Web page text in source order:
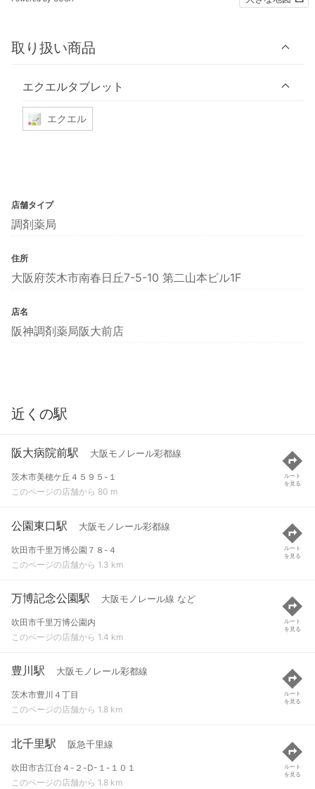
取り扱い商品
エクエルタブレット
エクエル
店舗タイプ
調剤薬局
住所
大阪府茨木市南春日丘7-5-10 第二山本ビル1F
店名
阪神調剤薬局阪大前店
近くの駅
阪大病院前駅 大阪モノレール彩都線
茨木市美穂ケ丘４５９５-１
このページの店舗から 80 m
ルート
を見る
公園東口駅 大阪モノレール彩都線
吹田市千里万博公園７８-４
このページの店舗から 1.3 km
ルート
を見る
万博記念公園駅 大阪モノレール線 など
吹田市千里万博公園内
このページの店舗から 1.4 km
ルート
を見る
豊川駅 大阪モノレール彩都線
茨木市豊川４丁目
このページの店舗から 1.8 km
ルート
を見る
北千里駅 阪急千里線
吹田市古江台４-２-D-１-１０１
このページの店舗から 1.8 km
ルート
を見る